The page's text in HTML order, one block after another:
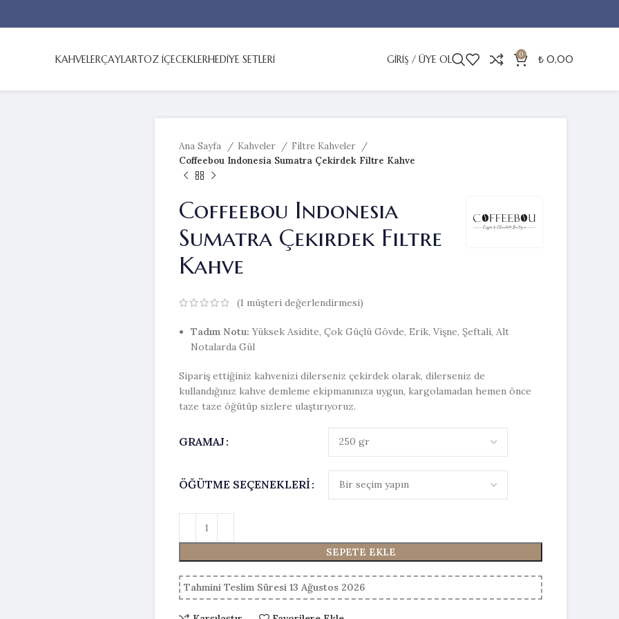
KAHVELERÇAYLARTOZ İÇECEKLERHEDİYE SETLERİ GIRIŞ / ÜYE OL 0 ₺ 0,00
Ana Sayfa Kahveler
Filtre Kahveler
Coffeebou Indonesia Sumatra Çekirdek Filtre Kahve
Coffeebou Indonesia
Sumatra Çekirdek Filtre
Kahve
(1 müşteri değerlendirmesi)
Tadım Notu: Yüksek Asidite, Çok Güçlü Gövde, Erik, Vişne, Şeftali, Alt
Notalarda Gül
Sipariş ettiğiniz kahvenizi dilerseniz çekirdek olarak, dilerseniz de
kullandığınız kahve demleme ekipmanınıza uygun, kargolamadan hemen önce
taze taze öğütüp sizlere ulaştırıyoruz.
GRAMAJ
ÖĞÜTME SEÇENEKLERI
SEPETE EKLE
Tahmini Teslim Süresi 13 Ağustos 2026